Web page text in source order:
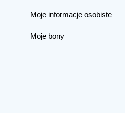
Moje informacje osobiste
Moje bony